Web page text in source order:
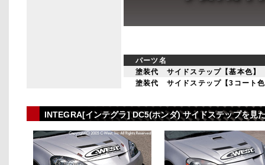
パーツ名
塗装代 サイドステップ【基本色】
塗装代 サイドステップ【3コート
INTEGRA[インテグラ] DC5(ホンダ) サイドステップを見